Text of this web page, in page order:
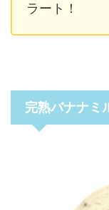
ラート！
完熟バナナミ